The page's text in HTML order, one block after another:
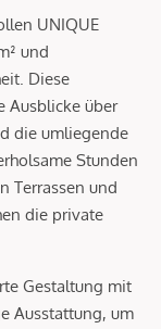
UNIQUE
und
Diese
Ausblicke über
die umliegende
Stunden
Terrassen und
die private
Gestaltung mit
Ausstattung, um